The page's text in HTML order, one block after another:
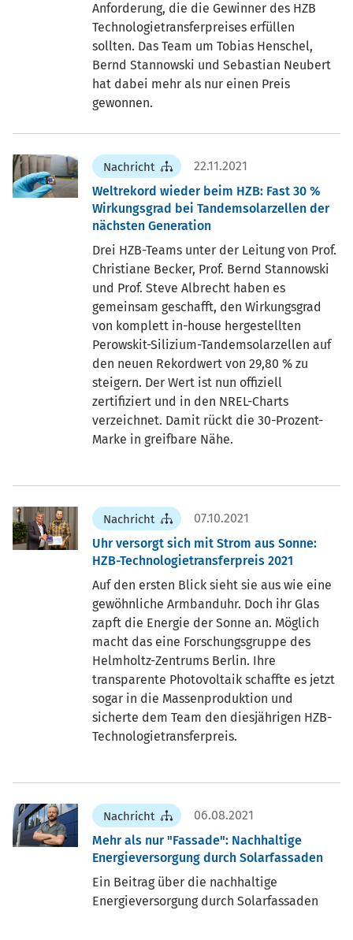
Anforderung, die die Gewinner des HZB
Technologietransferpreises erfüllen
sollten. Das Team um Tobias Henschel,
Bernd Stannowski und Sebastian Neubert
hat dabei mehr als nur einen Preis
gewonnen.
Nachricht
22.11.2021
Weltrekord wieder beim HZB: Fast 30 %
Wirkungsgrad bei Tandemsolarzellen der
nächsten Generation
Drei HZB-Teams unter der Leitung von Prof.
Christiane Becker, Prof. Bernd Stannowski
und Prof. Steve Albrecht haben es
gemeinsam geschafft, den Wirkungsgrad
von komplett in-house hergestellten
Perowskit-Silizium-Tandemsolarzellen auf
den neuen Rekordwert von 29,80 % zu
steigern. Der Wert ist nun offiziell
zertifiziert und in den NREL-Charts
verzeichnet. Damit rückt die 30-Prozent-
Marke in greifbare Nähe.
Nachricht
07.10.2021
Uhr versorgt sich mit Strom aus Sonne:
HZB-Technologietransferpreis 2021
Auf den ersten Blick sieht sie aus wie eine
gewöhnliche Armbanduhr. Doch ihr Glas
zapft die Energie der Sonne an. Möglich
macht das eine Forschungsgruppe des
Helmholtz-Zentrums Berlin. Ihre
transparente Photovoltaik schaffte es jetzt
sogar in die Massenproduktion und
sicherte dem Team den diesjährigen HZB-
Technologietransferpreis.
Nachricht
06.08.2021
Mehr als nur "Fassade": Nachhaltige
Energieversorgung durch Solarfassaden
Ein Beitrag über die nachhaltige
Energieversorgung durch Solarfassaden